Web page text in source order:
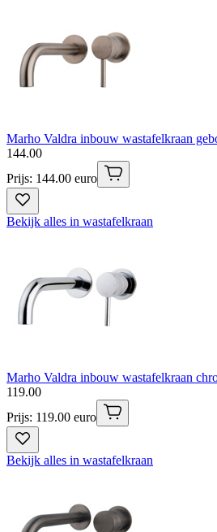
Marho Valdra inbouw wastafelkraan
144.00
Prijs: 144.00 euro
Bekijk alles in wastafelkraan
Marho Valdra inbouw wastafelkraan
119.00
Prijs: 119.00 euro
Bekijk alles in wastafelkraan